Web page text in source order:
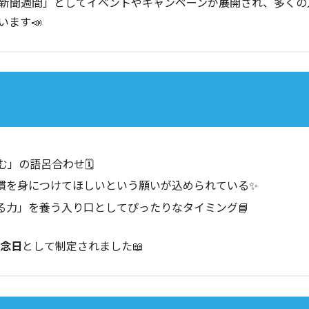
ます📣
」の語呂合わせ🗓️
身につけてほしいという願いが込められている✨
」を養う入り口としてぴったりなタイミング📘
日 として制定されました📖